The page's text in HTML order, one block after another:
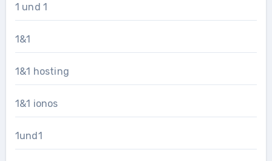
1 und 1
1&1
1&1 hosting
1&1 ionos
1und1